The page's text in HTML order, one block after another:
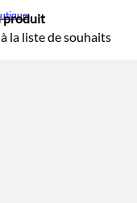
produit
la liste de souhaits